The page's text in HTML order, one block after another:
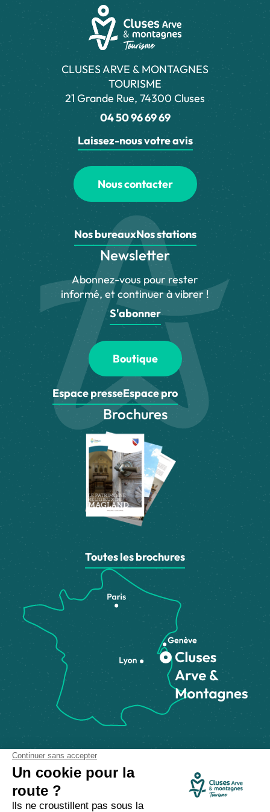
CLUSES ARVE & MONTAGNES
TOURISME
21 Grande Rue, 74300 Cluses
04 50 96 69 69
Laissez-nous votre avis
Nous contacter
Nos bureauxNos stations
Newsletter
Abonnez-vous pour rester
informé, et continuer à vibrer !
S'abonner
Boutique
Espace presseEspace pro
Brochures
Toutes les brochures
Comment venir ?
Made with by IRIS Interactive